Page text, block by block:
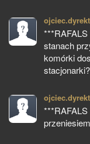
stanach
komórki
stacjonarki?